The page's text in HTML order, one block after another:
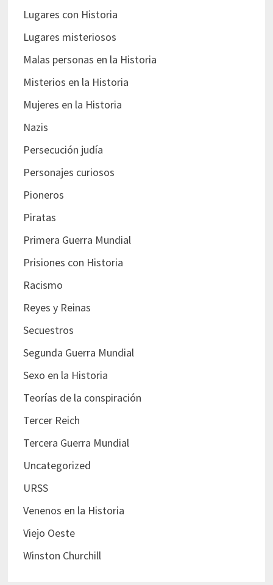
Lugares con Historia
Lugares misteriosos
Malas personas en la Historia
Misterios en la Historia
Mujeres en la Historia
Nazis
Persecución judía
Personajes curiosos
Pioneros
Piratas
Primera Guerra Mundial
Prisiones con Historia
Racismo
Reyes y Reinas
Secuestros
Segunda Guerra Mundial
Sexo en la Historia
Teorías de la conspiración
Tercer Reich
Tercera Guerra Mundial
Uncategorized
URSS
Venenos en la Historia
Viejo Oeste
Winston Churchill